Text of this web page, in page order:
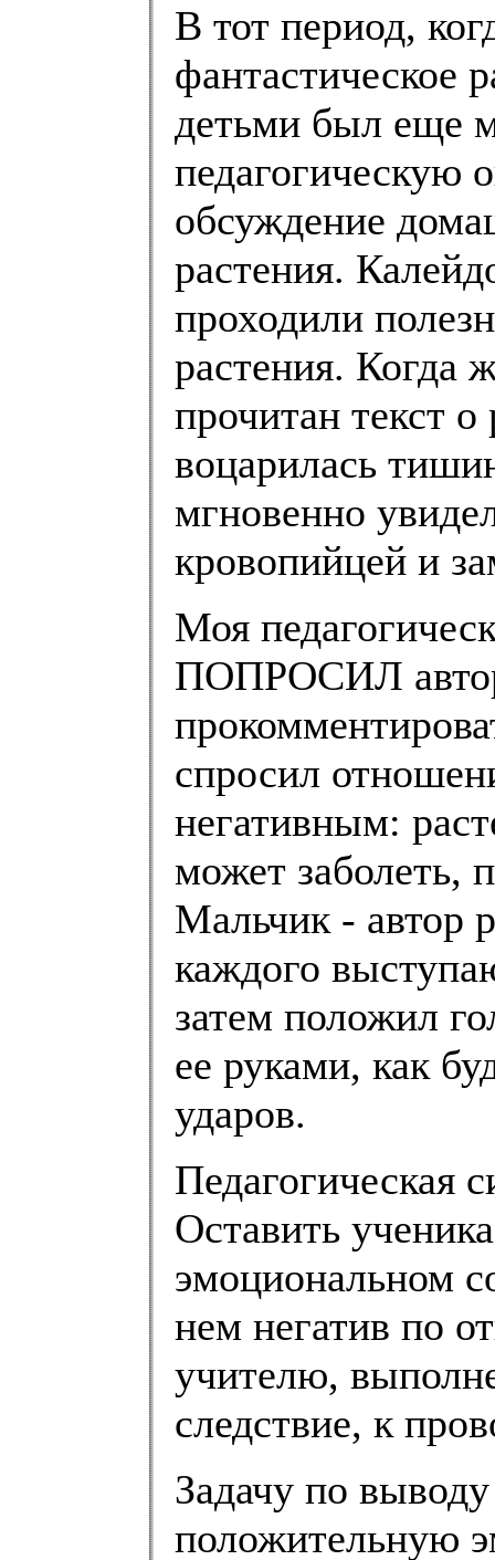
В тот период,
фантастическое
детьми был еще
педагогическую
обсуждение
растения.
проходили
растения. Когда
прочитан текст
воцарилась
мгновенно
кровопийцей и
Моя
ПОПРОСИЛ
спросил
негативным:
может заболеть,
Мальчик - автор
каждого
затем положил
ее руками, как
ударов.
Педагогическая
Оставить
эмоциональном
нем негатив по
учителю,
следствие, к
Задачу по
положительную